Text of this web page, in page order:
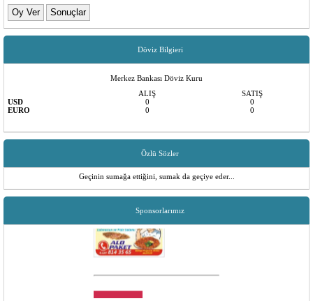
Döviz Bilgieri
Merkez Bankası Döviz Kuru
ALIŞ
SATIŞ
USD
0
0
EURO
0 0
Özlü Sözler
Geçinin sumağa ettiğini, sumak da geçiye eder...
Sponsorlarımız